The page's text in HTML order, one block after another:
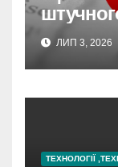
ЛИП 3, 2026
ТЕХНОЛОГІЇ